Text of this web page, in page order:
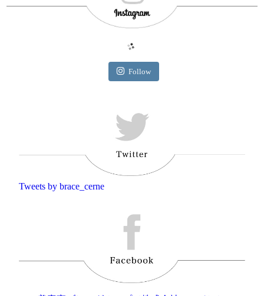
Follow
Tweets by brace_cerne